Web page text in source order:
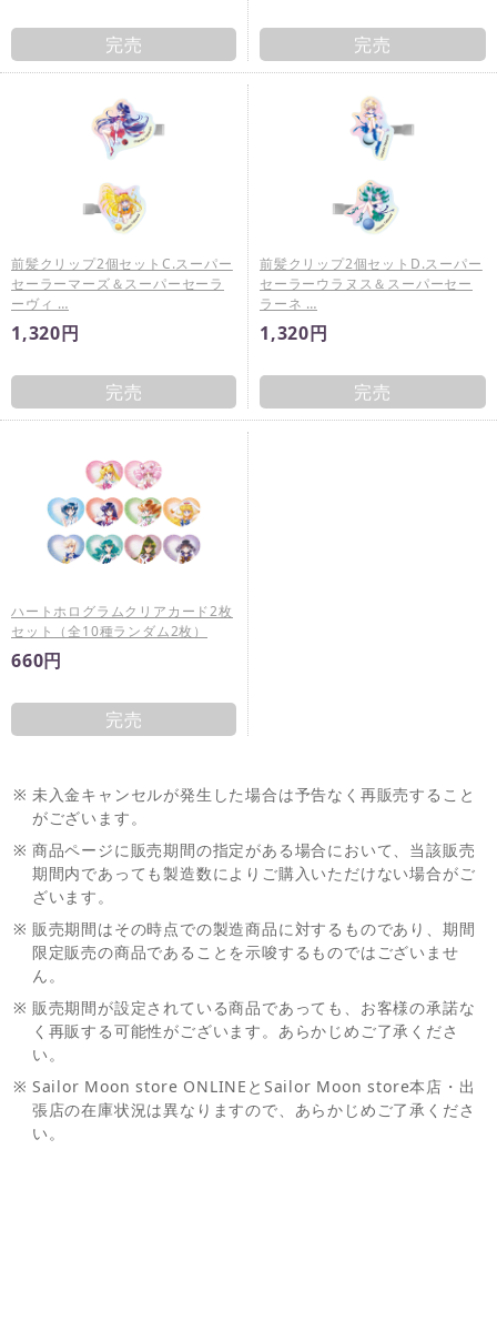
完売 完売
前髪クリップ2個セットC.スーパー
セーラーマーズ＆スーパーセーラ
ーヴィ …
1,320円
完売
前髪クリップ2個セットD.スーパー
セーラーウラヌス＆スーパーセー
ラーネ …
1,320円
完売
ハートホログラムクリアカード2枚
セット（全10種ランダム2枚）
660円
完売
※ 未入金キャンセルが発生した場合は予告なく再販売すること
がございます。
※ 商品ページに販売期間の指定がある場合において、当該販売
期間内であっても製造数によりご購入いただけない場合がご
ざいます。
※ 販売期間はその時点での製造商品に対するものであり、期間
限定販売の商品であることを示唆するものではございませ
ん。
※ 販売期間が設定されている商品であっても、お客様の承諾な
く再販する可能性がございます。あらかじめご了承くださ
い。
※ Sailor Moon store ONLINEとSailor Moon store本店・出
張店の在庫状況は異なりますので、あらかじめご了承くださ
い。